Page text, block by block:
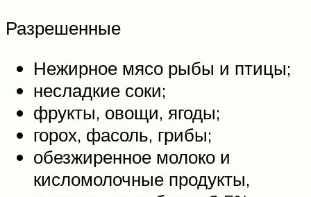
Разрешенные
Нежирное мясо рыбы и птицы;
несладкие соки;
фрукты, овощи, ягоды;
горох, фасоль, грибы;
обезжиренное молоко и
кисломолочные продукты,